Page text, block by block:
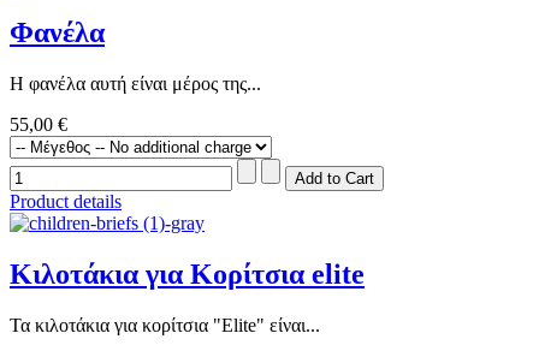
Φανέλα
Η φανέλα αυτή είναι μέρος της...
55,00 €
Product details
Κιλοτάκια για Κορίτσια elite
Τα κιλοτάκια για κορίτσια "Elite" είναι...